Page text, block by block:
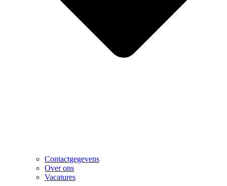
Contactgegevens
Over ons
Vacatures